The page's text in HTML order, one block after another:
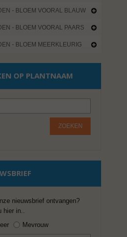
- BLOEM VOORAL BLAUW
- BLOEM VOORAL PAARS
- BLOEM MEERKLEURIG
OP PLANTNAAM
ZOEKEN
nieuwsbrief ontvangen?
hier in..
Mevrouw